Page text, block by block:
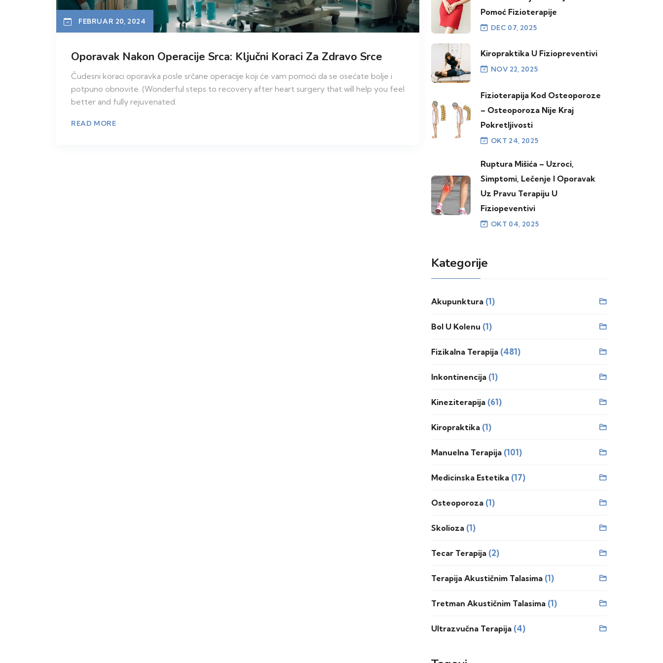
FEBRUAR 20, 2024
Oporavak Nakon Operacije Srca: Ključni Koraci Za Zdravo Srce
Čudesni koraci oporavka posle srčane operacije koji će vam pomoći da se osećate bolje i
potpuno obnovite. (Wonderful steps to recovery after heart surgery that will help you feel
better and fully rejuvenated.
READ MORE
Pomoć Fizioterapije
DEC 07, 2025
Kiropraktika U Fiziopreventivi
NOV 22, 2025
Fizioterapija Kod Osteoporoze
– Osteoporoza Nije Kraj
Pokretljivosti
OKT 24, 2025
Ruptura Mišića – Uzroci,
Simptomi, Lečenje I Oporavak
Uz Pravu Terapiju U
Fiziopeventivi
OKT 04, 2025
Kategorije
Akupunktura (1)
Bol U Kolenu (1)
Fizikalna Terapija (481)
Inkontinencija (1)
Kineziterapija (61)
Kiropraktika (1)
Manuelna Terapija (101)
Medicinska Estetika (17)
Osteoporoza (1)
Skolioza (1)
Tecar Terapija (2)
Terapija Akustičnim Talasima (1)
Tretman Akustičnim Talasima (1)
Ultrazvučna Terapija (4)